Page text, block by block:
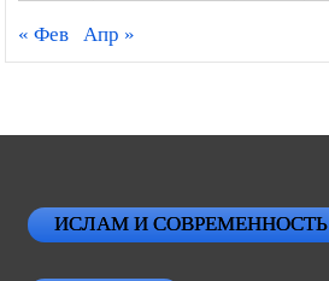
« Фев Апр »
ИСЛАМ И СОВРЕМЕННОСТЬ